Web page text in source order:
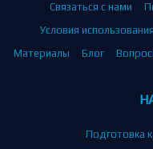
Связаться с нами
Условия использования
Материалы
Блог
Подготовка